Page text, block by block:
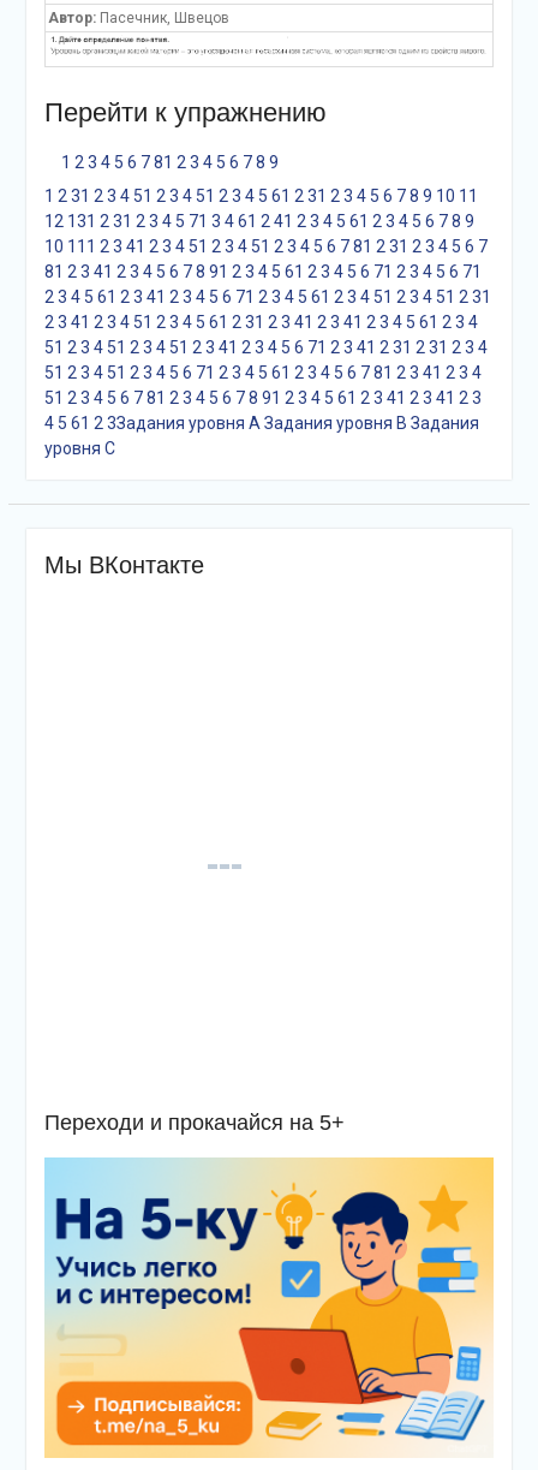
Автор:Пасечник, Швецов
Перейти к упражнению
1 2 3 4 5 6 7 81 2 3 4 5 6 7 8 9
1 2 31 2 3 4 51 2 3 4 51 2 3 4 5 61 2 31 2 3 4 5 6 7 8 9 10 11
12 131 2 31 2 3 4 5 71 3 4 61 2 41 2 3 4 5 61 2 3 4 5 6 7 8 9
10 11 1 2 3 41 2 3 4 51 2 3 4 51 2 3 4 5 6 7 81 2 31 2 3 4 5 6 7
81 2 3 41 2 3 4 5 6 7 8 91 2 3 4 5 61 2 3 4 5 6 71 2 3 4 5 6 71
2 3 4 5 61 2 3 41 2 3 4 5 6 71 2 3 4 5 61 2 3 4 51 2 3 4 51 2 31
2 3 41 2 3 4 51 2 3 4 5 61 2 31 2 3 41 2 3 41 2 3 4 5 61 2 3 4
51 2 3 4 51 2 3 4 51 2 3 41 2 3 4 5 6 71 2 3 41 2 31 2 31 2 3 4
51 2 3 4 51 2 3 4 5 6 71 2 3 4 5 61 2 3 4 5 6 7 81 2 3 41 2 3 4
51 2 3 4 5 6 7 81 2 3 4 5 6 7 8 91 2 3 4 5 61 2 3 41 2 3 41 2 3
4 5 61 2 3Задания уровня A Задания уровня B Задания
уровня С
Мы ВКонтакте
Переходи и прокачайся на 5+